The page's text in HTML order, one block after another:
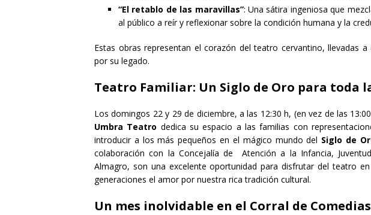
“El retablo de las maravillas”: Una sátira ingeniosa que
al público a reír y reflexionar sobre la condición humana y la
Estas obras representan el corazón del teatro cervantino, llevadas
por su legado.
Teatro Familiar: Un Siglo de Oro para toda
Los domingos 22 y 29 de diciembre, a las 12:30 h, (en vez de las
Umbra Teatro dedica su espacio a las familias con
introducir a los más pequeños en el mágico mundo del Siglo de
colaboración con la Concejalía de Atención a la Infancia,
Almagro, son una excelente oportunidad para disfrutar del teatro
generaciones el amor por nuestra rica tradición cultural.
Un mes inolvidable en el Corral de Comedias